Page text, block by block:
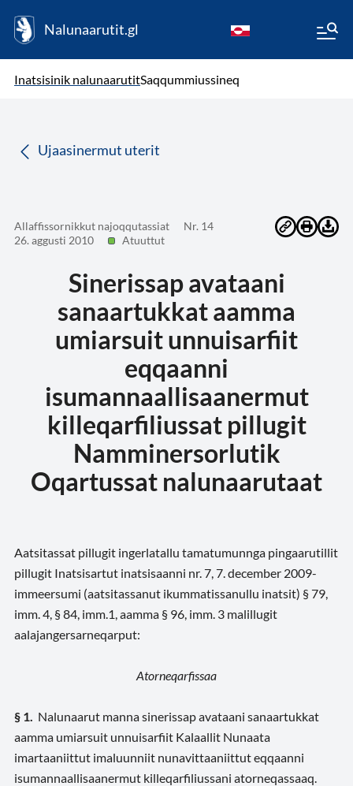
Nalunaarutit.gl
Inatsisinik nalunaarutitSaqqummiussineq
Ujaasinermut uterit
Allaffissornikkut najoqqutassiat
Nr. 14
26. aggusti 2010
Atuuttut
Sinerissap avataani
sanaartukkat aamma
umiarsuit unnuisarfiit
eqqaanni
isumannaallisaanermut
killeqarfiliussat pillugit
Namminersorlutik
Oqartussat nalunaarutaat
Aatsitassat pillugit ingerlatallu tamatumunnga pingaarutillit
pillugit Inatsisartut inatsisaanni nr. 7, 7. december 2009-
immeersumi (aatsitassanut ikummatissanullu inatsit) § 79,
imm. 4, § 84, imm.1, aamma § 96, imm. 3 malillugit
aalajangersarneqarput:
Atorneqarfissaa
§ 1. Nalunaarut manna sinerissap avataani sanaartukkat
aamma umiarsuit unnuisarfiit Kalaallit Nunaata
imartaaniittut imaluunniit nunavittaaniittut eqqaanni
isumannaallisaanermut killeqarfiliussani atorneqassaaq.